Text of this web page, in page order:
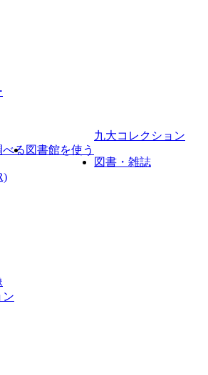
る 図書館を使う
九大コレクション
図書・雑誌
ン